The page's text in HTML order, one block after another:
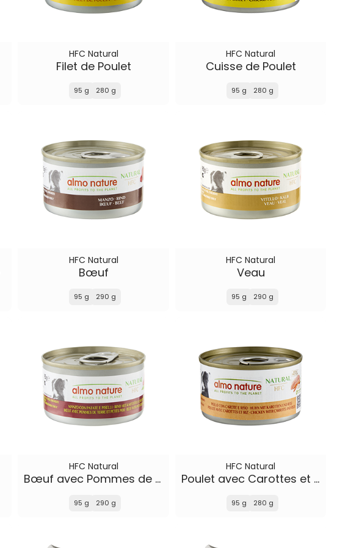
HFC Natural
Filet de Poulet
95 g 280 g
HFC Natural
Cuisse de Poulet
95 g 280 g
HFC Natural
Bœuf
95 g 290 g
HFC Natural
Veau
95 g 290 g
HFC Natural
Bœuf avec Pommes de Terre et Petits Pois
95 g 290 g
HFC Natural
Poulet avec Carottes et Riz
95 g 280 g